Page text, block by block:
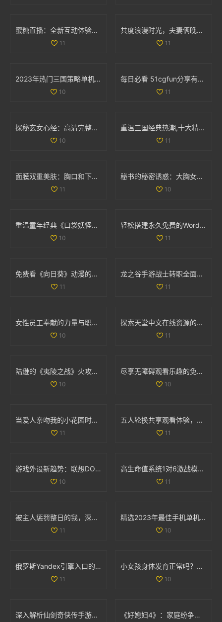
蜜糖直播：全新互动体验引领直播行业风潮
11
共度浪漫时光，夫妻俩晚间电影推荐，温馨不容错过
11
2023年热门三国策略单机手游推荐，塔防类游戏排行榜一览
10
每日必看 51cgfun分享有趣趣闻助你防走丢
11
探秘玄女心经：高清完整版免费在线观看与解读
10
重温三国经典热潮,十大精彩三国手游推荐大盘点！
11
面膜双重美肤：胸口和下部位养护揭秘动图展示
11
秘书的秘密诱惑：大胸女性间的亲密互动与相互渴望
10
重温童年经典《口袋妖怪强进化2.5》，再续佩奇冒险之旅！
10
轻松搭建永久免费的WordPress网站全攻略与实用技巧
11
免费看《向日葵》动漫的最佳途径和资源分享
11
龙之谷手游战士转职全面解析与职业强度对比
11
女性员工奉献的力量与职场价值的平衡探讨
10
探索天堂中文在线资源的多样选择与使用指南
11
陆逊的《夷陵之战》火攻考察：胜利背后的真实因素分析
10
尽享无障碍观看乐趣的免费真人在线直播平台推荐
10
当爱人亲吻我的小花园时，他对我的爱意有多深厚呢
11
五人轮换共享观看体验，畅享精彩电视剧无需花费
11
游戏外设新趋势：联想DOU小助手深度解析与功能体验
10
高生命值系统1对6激战模式全解析与玩法攻略
11
被主人惩罚整日的我，深刻反思自己的行为与成长
11
精选2023年最佳手机单机游戏APP推荐与排行榜分享
10
俄罗斯Yandex引擎入口的详细解析与使用指南
11
小女孩身体发育正常吗？肛门微开现象解析
10
深入解析仙剑奇侠传手游情缘系统的独特魅力与玩法 《好媳妇4》：家庭纷争与亲情考验交织的真实生活故事